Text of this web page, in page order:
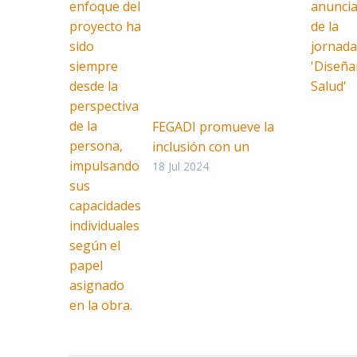
FEGADI promueve la
inclusión con un
estreno teatral
18 Jul 2024